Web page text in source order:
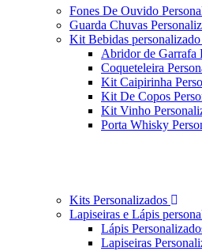
Fones De Ouvido
Guarda Chuvas
Kit Bebidas personalizado
Abridor de Garrafa
Coqueteleira
Kit Caipirinha
Kit De Copos
Kit Vinho
Porta Whisky
Kits Personalizados
Lapiseiras e Lápis
Lápis
Lapiseiras